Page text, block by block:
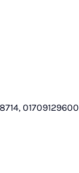
01709129600